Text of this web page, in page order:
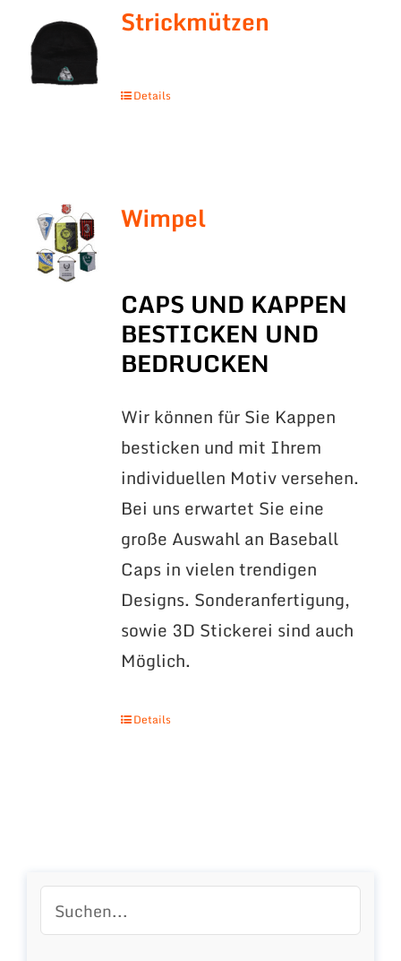
Strickmützen
Details
Wimpel
CAPS UND KAPPEN
BESTICKEN UND
BEDRUCKEN
Wir können für Sie Kappen
besticken und mit Ihrem
individuellen Motiv versehen.
Bei uns erwartet Sie eine
große Auswahl an Baseball
Caps in vielen trendigen
Designs. Sonderanfertigung,
sowie 3D Stickerei sind auch
Möglich.
Details